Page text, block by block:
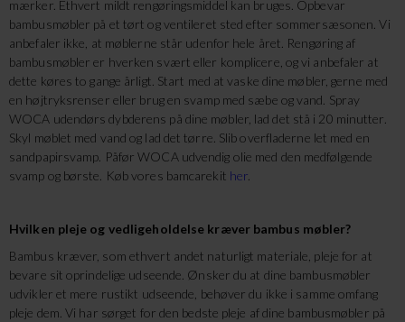
mærker. Ethvert mildt rengøringsmiddel kan bruges. Opbevar
bambusmøbler på et tørt og ventileret sted efter sommersæsonen. Vi
anbefaler ikke, at møblerne står udenfor hele året. Rengøring af
bambusmøbler er hverken svært eller komplicere, og vi anbefaler at
dette køres to gange årligt. Start med at vaske dine møbler, gerne med
en højtryksrenser eller brug en svamp med sæbe og vand. Spray
WOCA udendørs dybderens på dine møbler, lad det stå i 20 minutter.
Skyl møblet med vand og lad det tørre. Slib overfladerne let med en
sandpapirsvamp. Påfør WOCA udvendig olie med den medfølgende
svamp og børste. Køb vores bamcarekit her
Hvilken pleje og vedligeholdelse kræver bambus møbler?
Bambus kræver, som ethvert andet naturligt materiale, pleje for at
bevare sit oprindelige udseende. Ønsker du at dine bambusmøbler
udvikler et mere rustikt udseende, behøver du ikke i samme omfang
pleje dem. Vi har sørget for den bedste pleje af dine bambusmøbler på